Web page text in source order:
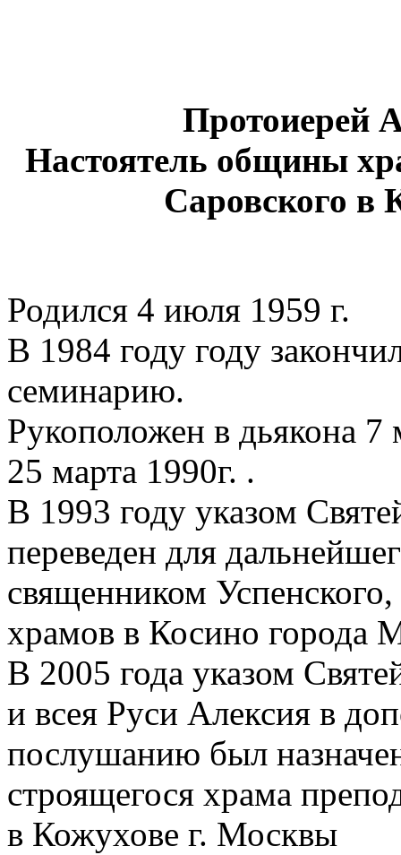
Протоиерей
Настоятель общины
Саровского в
Родился 4 июля 1959 г.
В 1984 году году
семинарию.
Рукоположен в дьякона
25 марта 1990г. .
В 1993 году указом
переведен для
священником
храмов в Косино города
В 2005 года указом
и всея Руси Алексия в
послушанию был
строящегося храма
в Кожухове г. Москвы